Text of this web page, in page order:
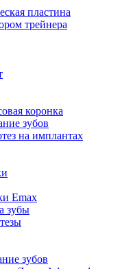
пластина
трейнера
коронка
зубов
на имплантах
Emax
зубы
зубов